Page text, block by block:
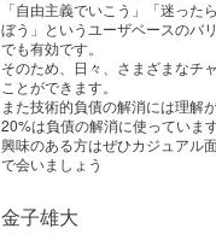
「自由主義でいこう」「迷った
ぼう」というユーザベースのバ
でも有効です。
そのため、日々、さまざまなチ
ことができます。
また技術的負債の解消には理解
20%は負債の解消に使っています
興味のある方はぜひカジュアル
で会いましょう
金子雄大